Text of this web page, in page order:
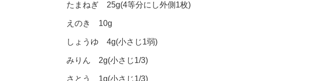
たまねぎ 25g(4等分にし外側1枚)
えのき 10g
しょうゆ 4g(小さじ1弱)
みりん 2g(小さじ1/3)
さとう 1g(小さじ1/3)